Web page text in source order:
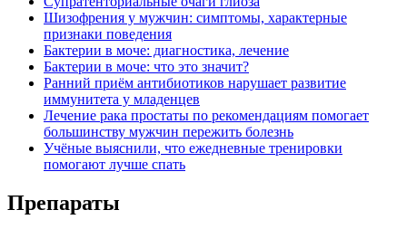
Шизофрения у мужчин: симптомы, характерные
признаки поведения
Бактерии в моче: диагностика, лечение
Бактерии в моче: что это значит?
Ранний приём антибиотиков нарушает развитие
иммунитета у младенцев
Лечение рака простаты по рекомендациям помогает
большинству мужчин пережить болезнь
Учёные выяснили, что ежедневные тренировки
помогают лучше спать
Препараты